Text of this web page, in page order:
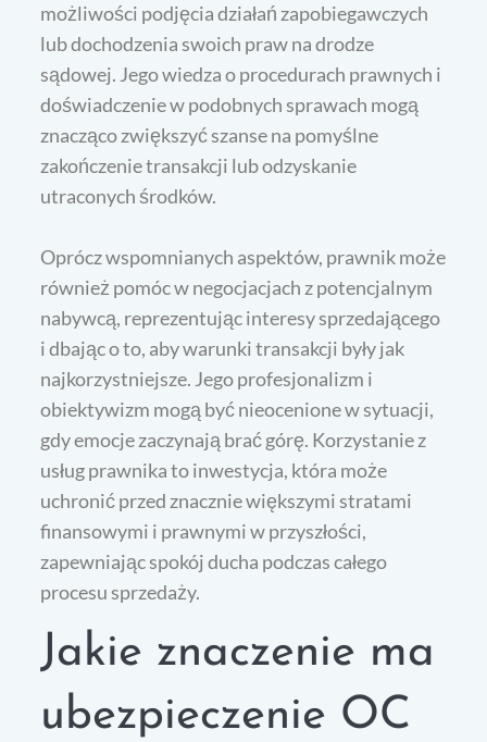
możliwości podjęcia działań zapobiegawczych
lub dochodzenia swoich praw na drodze
sądowej. Jego wiedza o procedurach prawnych i
doświadczenie w podobnych sprawach mogą
znacząco zwiększyć szanse na pomyślne
zakończenie transakcji lub odzyskanie
utraconych środków.
Oprócz wspomnianych aspektów, prawnik może
również pomóc w negocjacjach z potencjalnym
nabywcą, reprezentując interesy sprzedającego
i dbając o to, aby warunki transakcji były jak
najkorzystniejsze. Jego profesjonalizm i
obiektywizm mogą być nieocenione w sytuacji,
gdy emocje zaczynają brać górę. Korzystanie z
usług prawnika to inwestycja, która może
uchronić przed znacznie większymi stratami
finansowymi i prawnymi w przyszłości,
zapewniając spokój ducha podczas całego
procesu sprzedaży.
Jakie znaczenie ma
ubezpieczenie OC